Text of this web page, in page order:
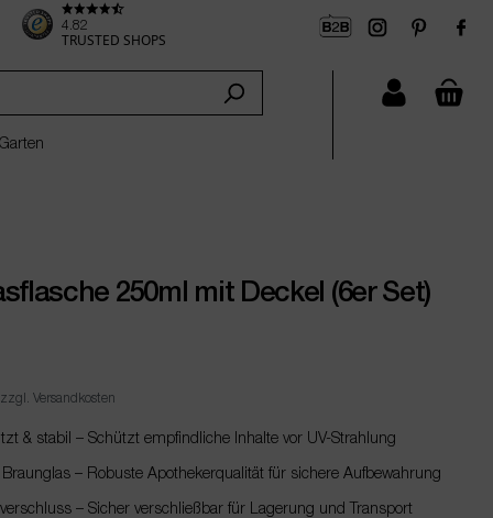
4.82
TRUSTED SHOPS
250ml mit Deckel (6er Set)
Versandkosten
& stabil – Schützt empfindliche Inhalte vor UV-Strahlung
– Robuste Apothekerqualität für sichere Aufbewahrung
– Sicher verschließbar für Lagerung und Transport